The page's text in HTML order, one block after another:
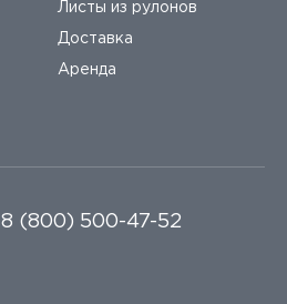
Листы из рулонов
Доставка
Аренда
8 (800) 500-47-52